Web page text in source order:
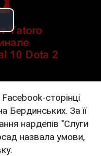
Video
сторінці
Бердинських. За її
нардепів "Слуги
назвала умови,